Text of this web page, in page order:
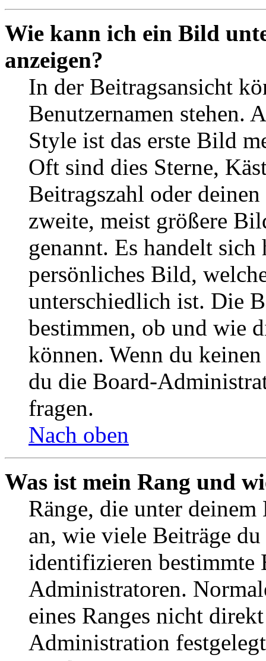
Wie kann ich ein Bild
anzeigen?
In der Beitragsansicht
Benutzernamen stehen.
Style ist das erste Bild
Oft sind dies Sterne,
Beitragszahl oder
zweite, meist größere
genannt. Es handelt
persönliches Bild,
unterschiedlich ist. Die
bestimmen, ob und wie
können. Wenn du
du die Board-
fragen.
Nach oben
Was ist mein Rang und
Ränge, die unter deinem
an, wie viele Beiträge
identifizieren bestimmte
Administratoren.
eines Ranges nicht
Administration